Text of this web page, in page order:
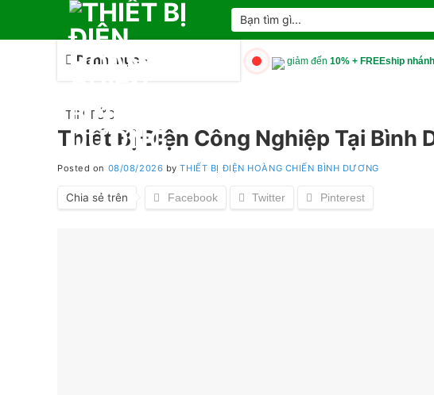
Tìm
kiếm:
Danh mục giảm đến 10% + FREEship
TIN TỨC
Thiết Bị Điện Công Nghiệp Tại Bình
Posted on 08/08/2026 byTHIẾT BỊ ĐIỆN HOÀNG CHIẾN BÌNH DƯƠNG
Chia sẻ trên